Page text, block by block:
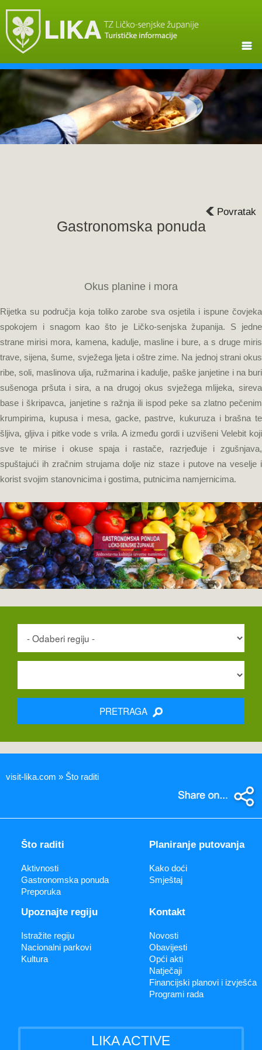
Povratak
Gastronomska ponuda
Okus planine i mora
Rijetka su područja koja toliko zarobe sva osjetila i ispune čovjeka
spokojem i snagom kao što je Ličko-senjska županija. S jedne
strane mirisi mora, kamena, kadulje, masline i bure, a s druge miris
trave, sijena, šume, svježega ljeta i oštre zime. Na jednoj strani okus
ribe, soli, maslinova ulja, ružmarina i kadulje, paške janjetine i na buri
sušenoga pršuta i sira, a na drugoj okus svježega mlijeka, sireva
base i škripavca, janjetine s ražnja ili ispod peke sa zlatno pečenim
krumpirima, kupusa i mesa, gacke, pastrve, kukuruza i brašna te
šljiva, gljiva i pitke vode s vrila. A između gordi i uzvišeni Velebit koji
sve te mirise i okuse spaja i rastače, razrjeđuje i zgušnjava,
spuštajući ih zračnim strujama dolje niz staze i putove na veselje i
korist svojim stanovnicima i gostima, putnicima namjernicima.
PRETRAGA
visit-lika.com » Što raditi
Što raditi
Aktivnosti
Gastronomska ponuda
Preporuka
Planiranje putovanja
Kako doći
Smještaj
Upoznajte regiju
Istražite regiju
Nacionalni parkovi
Kultura
Kontakt
Novosti
Obavijesti
Opći akti
Natječaji
Financijski planovi i izvješća
Programi rada
LIKA ACTIVE